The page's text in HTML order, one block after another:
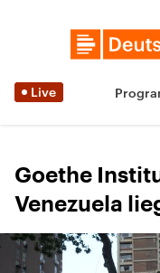
Live
Goethe
Venezuela